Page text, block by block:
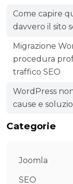
Come capire
davvero il sito
Migrazione
procedura
traffico SEO
WordPress
cause e
Categorie
Joomla
SEO